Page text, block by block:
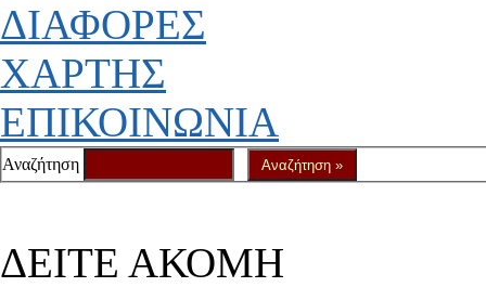
ΔΙΑΦΟΡΕΣ
ΧΑΡΤΗΣ
ΕΠΙΚΟΙΝΩΝΙΑ
Αναζήτηση
ΔΕΙΤΕ ΑΚΟΜΗ